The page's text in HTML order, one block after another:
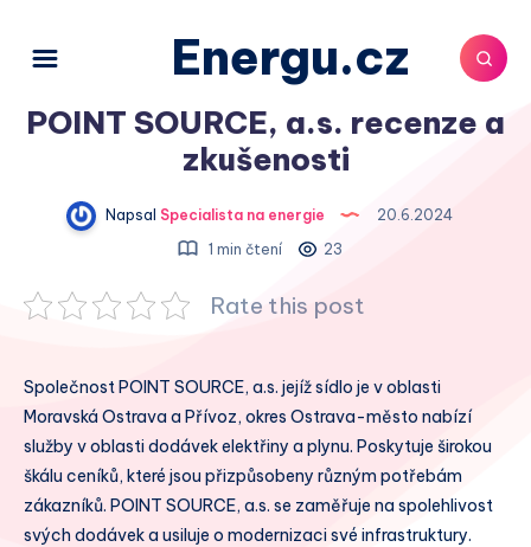
Energu.cz
POINT SOURCE, a.s. recenze a
zkušenosti
Napsal Specialista na energie
20.6.2024
1 min čtení
23
Rate this post
Společnost POINT SOURCE, a.s. jejíž sídlo je v oblasti
Moravská Ostrava a Přívoz, okres Ostrava-město nabízí
služby v oblasti dodávek elektřiny a plynu. Poskytuje širokou
škálu ceníků, které jsou přizpůsobeny různým potřebám
zákazníků. POINT SOURCE, a.s. se zaměřuje na spolehlivost
svých dodávek a usiluje o modernizaci své infrastruktury.